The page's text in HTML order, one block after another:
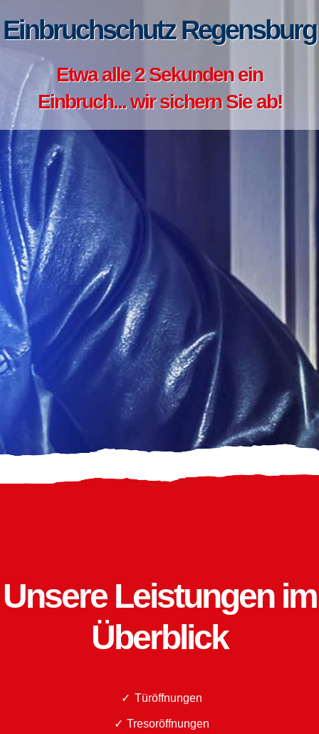
Einbruchschutz Regensburg
Etwa alle 2 Sekunden ein
Einbruch... wir sichern Sie ab!
Unsere Leistungen im
Überblick
Türöffnungen
Tresoröffnungen